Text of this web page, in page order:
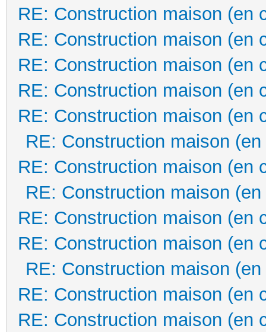
RE: Construction maison (en
RE: Construction maison (en
RE: Construction maison (en
RE: Construction maison (en
RE: Construction maison (en
RE: Construction maison
RE: Construction maison (en
RE: Construction maison
RE: Construction maison (en
RE: Construction maison (en
RE: Construction maison
RE: Construction maison (en
RE: Construction maison (en